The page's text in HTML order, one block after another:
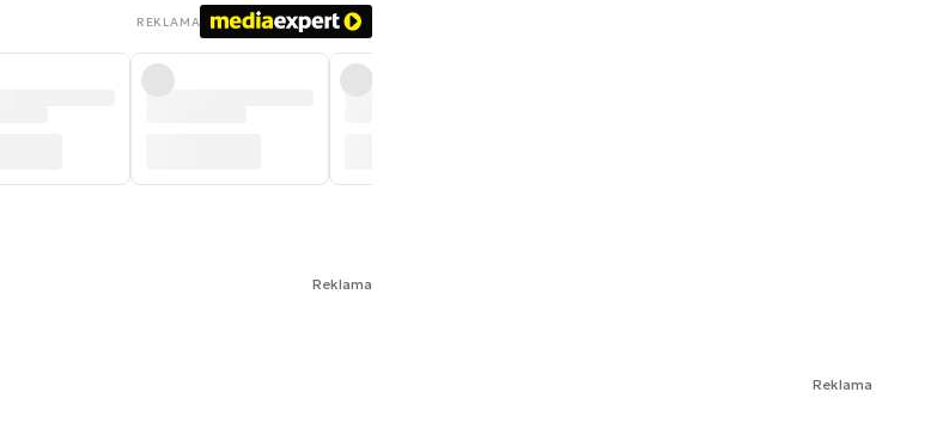
REKLAMA
Reklama
Reklama